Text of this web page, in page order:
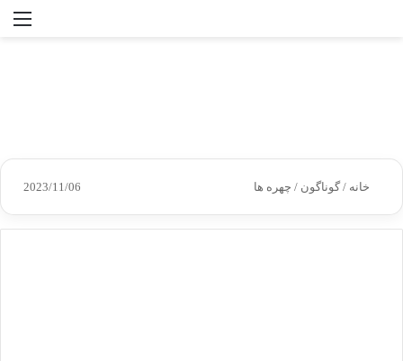
جستجو
خانه / گوناگون / چهره ها 2023/11/06